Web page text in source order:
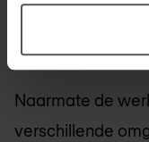
architecturen:
microservices,
Naarmate de
verschillende